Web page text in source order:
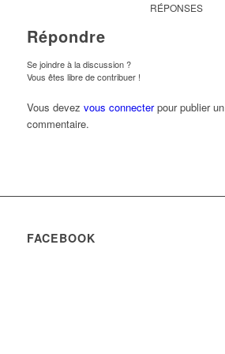
RÉPONSES
Répondre
Se joindre à la discussion ?
Vous êtes libre de contribuer !
Vous devez vous connecterpour publier un
commentaire.
FACEBOOK